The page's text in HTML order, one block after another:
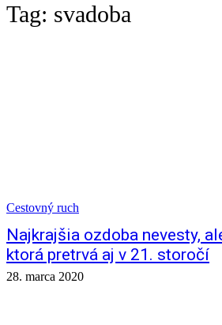
Tag: svadoba
Cestovný ruch
Najkrajšia ozdoba nevesty,
ktorá pretrvá aj v 21. storočí
28. marca 2020